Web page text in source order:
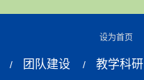
设为首页
/ 团队建设 / 教学科研